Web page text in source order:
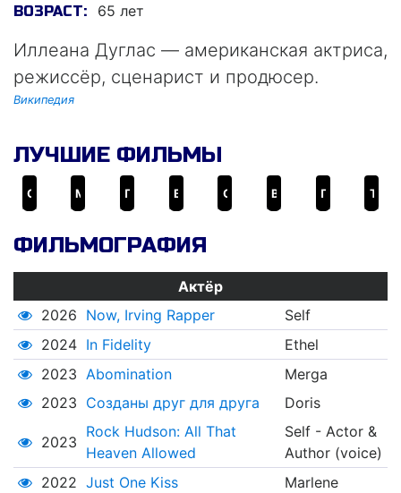
ВОЗРАСТ: 65 лет
Иллеана Дуглас — американская актриса,
режиссёр, сценарист и продюсер.
Википедия
ЛУЧШИЕ ФИЛЬМЫ
ФИЛЬМОГРАФИЯ
Актёр
2026 Now, Irving Rapper
Self
2024 In Fidelity
Ethel
2023 Abomination
Merga
2023 Созданы друг для друга Doris
2023
Rock Hudson: All That
Heaven Allowed
Self - Actor &
Author (voice)
2022 Just One Kiss Marlene